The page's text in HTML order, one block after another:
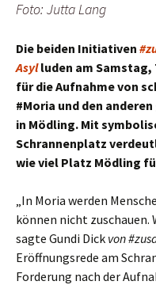
Foto: Jutta Lang
Die beiden Initiativen
Asylluden am Samstag,
für die Aufnahme von
#Moria und den
in Mödling. Mit
Schrannenplatz
wie viel Platz Mödling
„In Moria werden
können nicht zuschauen.
sagte Gundi Dick von
Eröffnungsrede am
Forderung nach der